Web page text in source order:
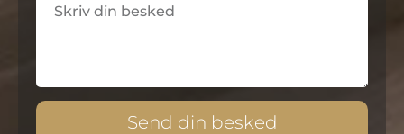
Send din besked